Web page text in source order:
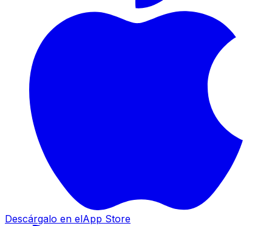
Descárgalo en elApp Store